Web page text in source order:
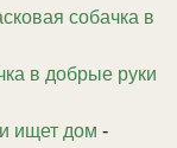
собачка в
в добрые руки
ищет дом -